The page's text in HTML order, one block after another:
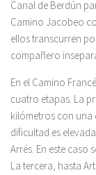
Canal de Berdún
Camino Jacobeo
ellos transcurren
compañero
En el Camino
cuatro etapas. La
kilómetros con una
dificultad es
Arrés. En este caso
La tercera, hasta